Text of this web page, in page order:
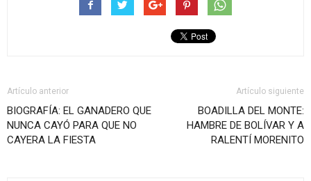
Artículo anterior
BIOGRAFÍA: EL GANADERO QUE
NUNCA CAYÓ PARA QUE NO
CAYERA LA FIESTA
Artículo siguiente
BOADILLA DEL MONTE:
HAMBRE DE BOLÍVAR Y A
RALENTÍ MORENITO